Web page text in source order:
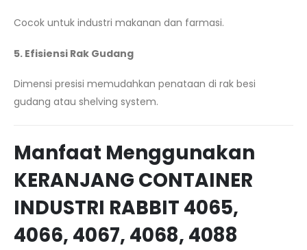
Cocok untuk industri makanan dan farmasi.
5. Efisiensi Rak Gudang
Dimensi presisi memudahkan penataan di rak besi
gudang atau shelving system.
Manfaat Menggunakan
KERANJANG CONTAINER
INDUSTRI RABBIT 4065,
4066, 4067, 4068, 4088